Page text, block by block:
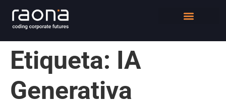
Etiqueta: IA
Generativa